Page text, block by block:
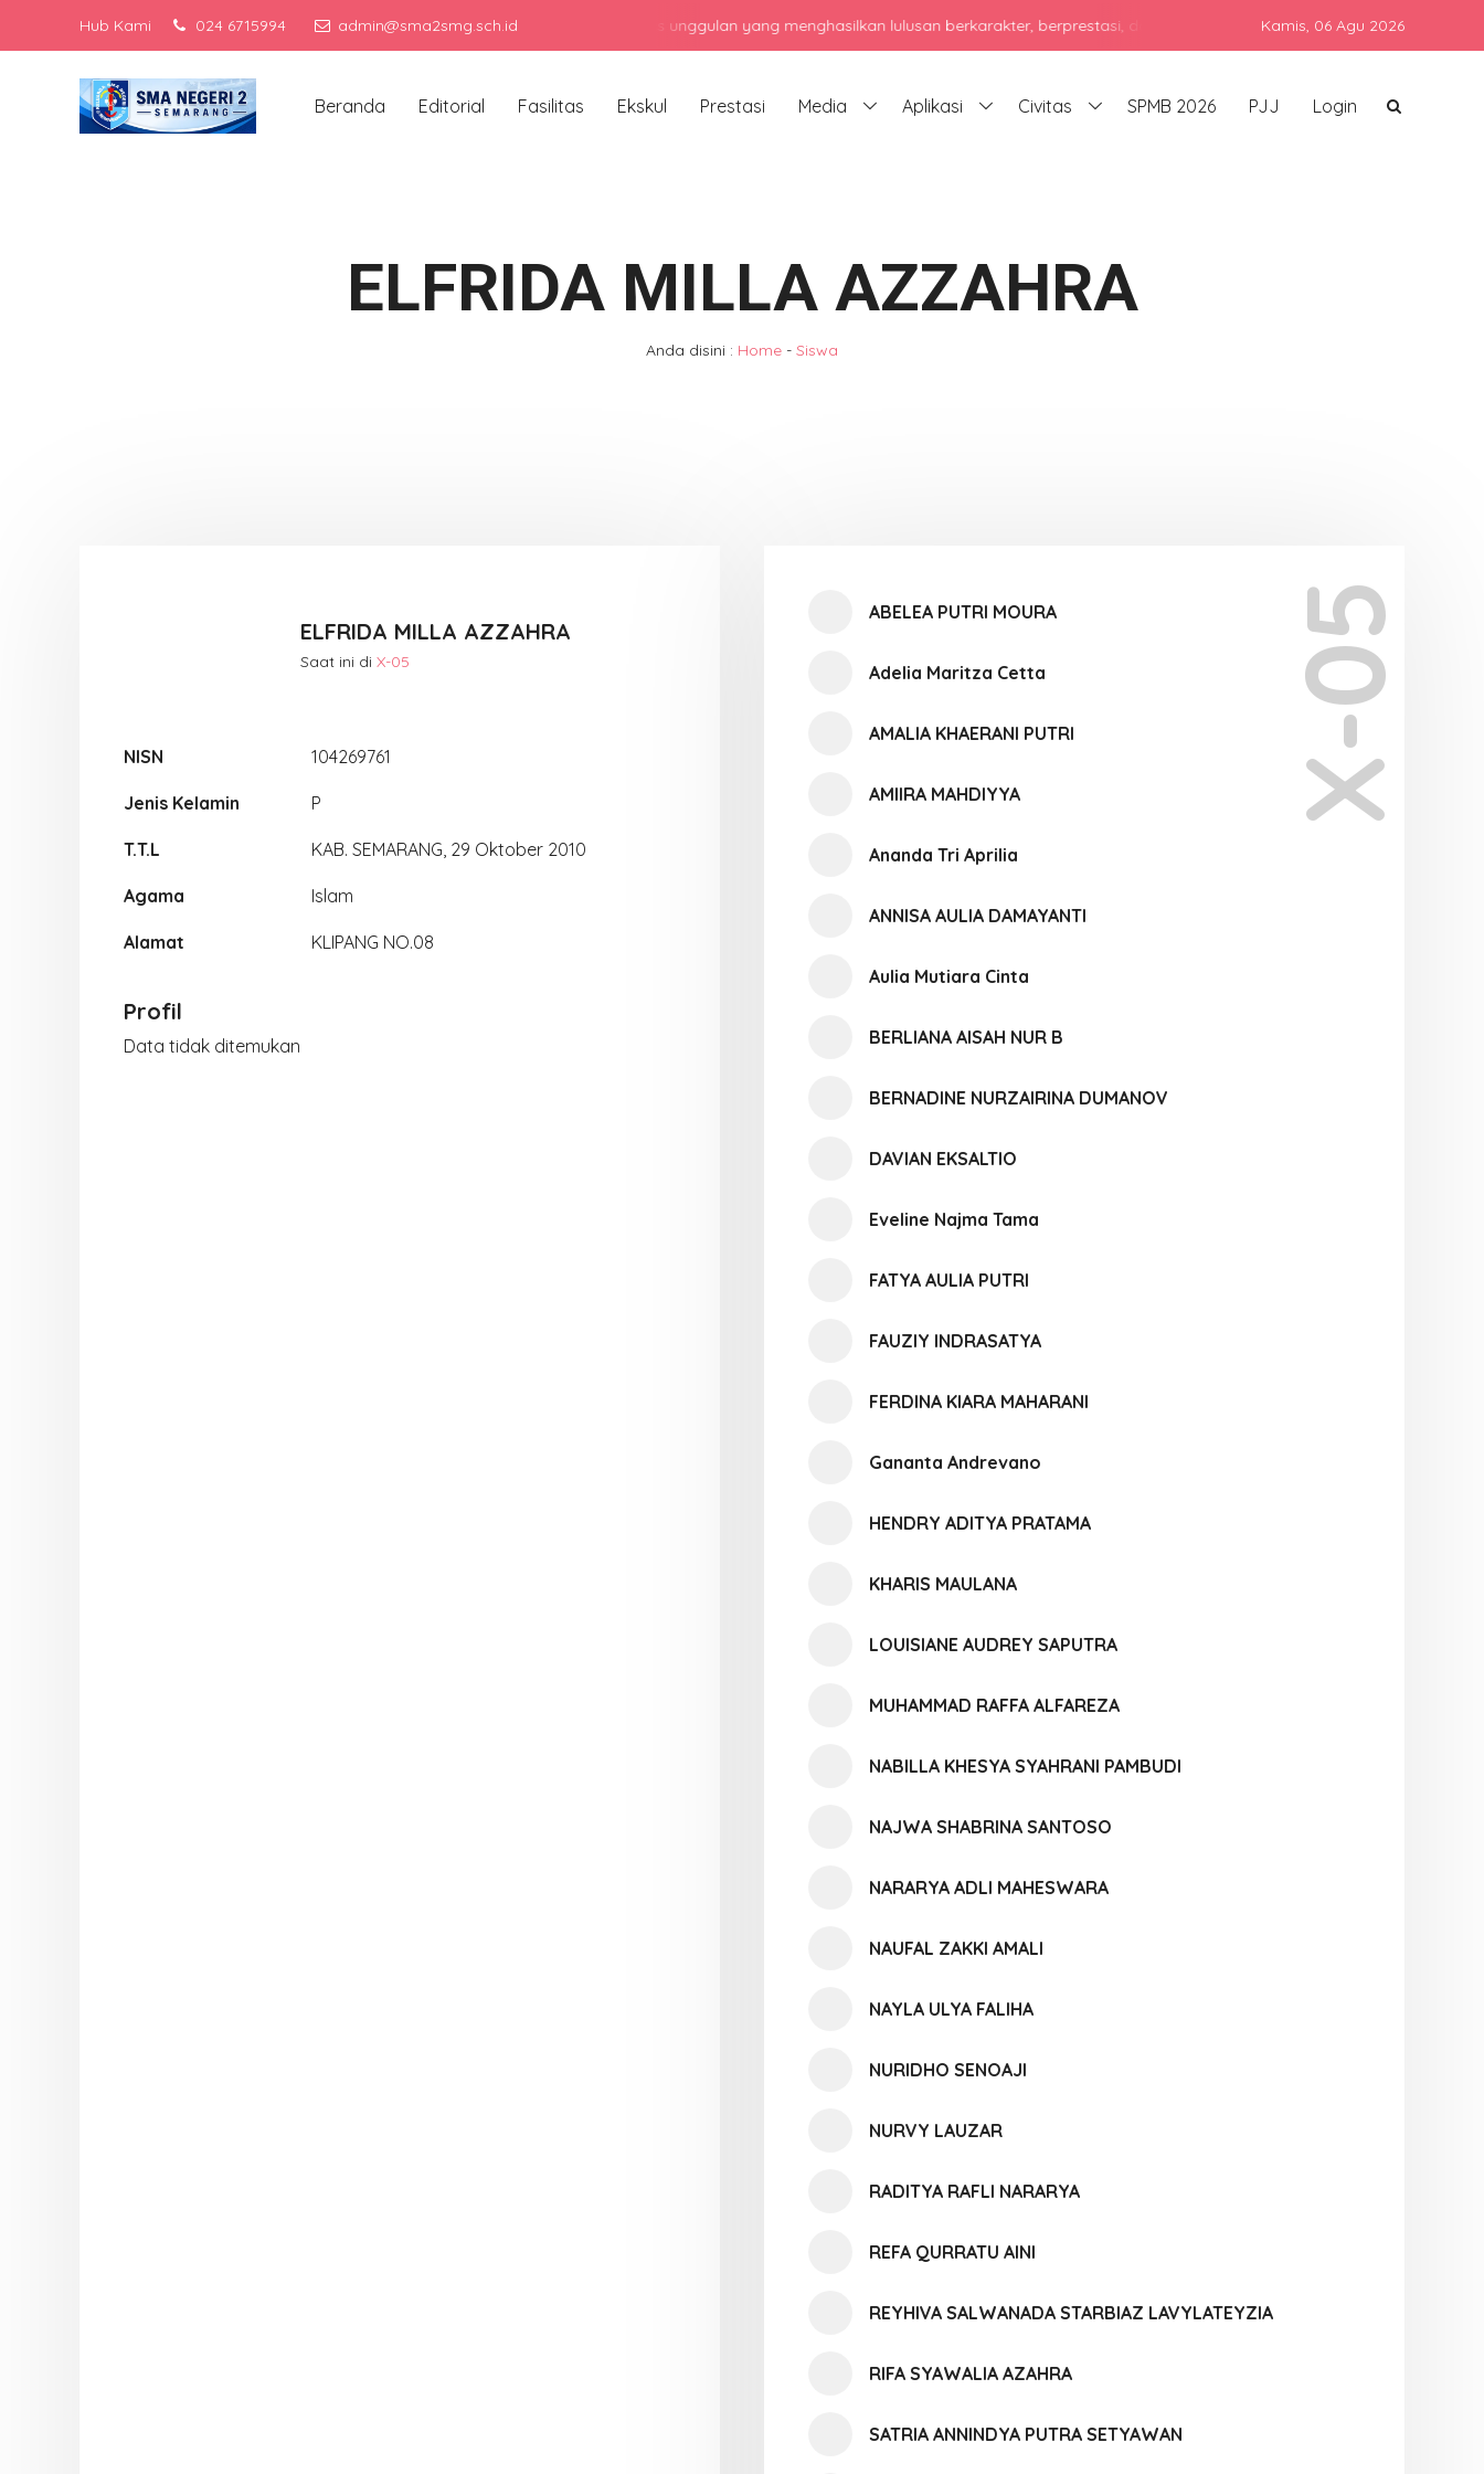
Hub Kami 024 6715994 admin@sma2smg.sch.id
Menjadi sekolah menengah atas unggulan yang menghasilkan lulusan berkarakter, berprestasi, dan siap bersaing di era global dengan tetap
Kamis, 06 Agu 2026
Beranda Editorial Fasilitas Ekskul Prestasi Media Aplikasi Civitas SPMB 2026 PJJ Login
ELFRIDA MILLA AZZAHRA
Anda disini : Home - Siswa
ELFRIDA MILLA AZZAHRA
Saat ini di X-05
NISN 104269761
Jenis Kelamin P
T.T.L KAB. SEMARANG, 29 Oktober 2010
Agama Islam
Alamat KLIPANG NO.08
Profil
Data tidak ditemukan
X-05
ABELEA PUTRI MOURA
Adelia Maritza Cetta
AMALIA KHAERANI PUTRI
AMIIRA MAHDIYYA
Ananda Tri Aprilia
ANNISA AULIA DAMAYANTI
Aulia Mutiara Cinta
BERLIANA AISAH NUR B
BERNADINE NURZAIRINA DUMANOV
DAVIAN EKSALTIO
Eveline Najma Tama
FATYA AULIA PUTRI
FAUZIY INDRASATYA
FERDINA KIARA MAHARANI
Gananta Andrevano
HENDRY ADITYA PRATAMA
KHARIS MAULANA
LOUISIANE AUDREY SAPUTRA
MUHAMMAD RAFFA ALFAREZA
NABILLA KHESYA SYAHRANI PAMBUDI
NAJWA SHABRINA SANTOSO
NARARYA ADLI MAHESWARA
NAUFAL ZAKKI AMALI
NAYLA ULYA FALIHA
NURIDHO SENOAJI
NURVY LAUZAR
RADITYA RAFLI NARARYA
REFA QURRATU AINI
REYHIVA SALWANADA STARBIAZ LAVYLATEYZIA
RIFA SYAWALIA AZAHRA
SATRIA ANNINDYA PUTRA SETYAWAN